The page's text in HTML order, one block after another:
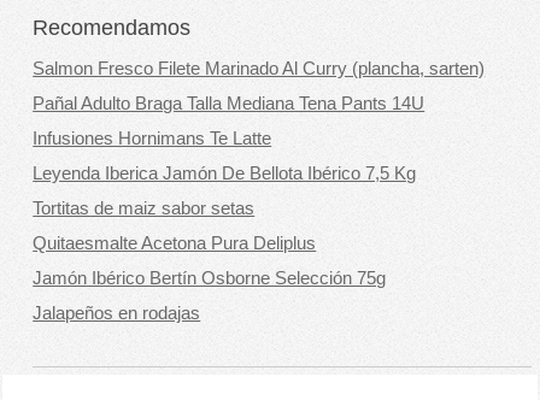
Recomendamos
Salmon Fresco Filete Marinado Al Curry (plancha, sarten)
Pañal Adulto Braga Talla Mediana Tena Pants 14U
Infusiones Hornimans Te Latte
Leyenda Iberica Jamón De Bellota Ibérico 7,5 Kg
Tortitas de maiz sabor setas
Quitaesmalte Acetona Pura Deliplus
Jamón Ibérico Bertín Osborne Selección 75g
Jalapeños en rodajas